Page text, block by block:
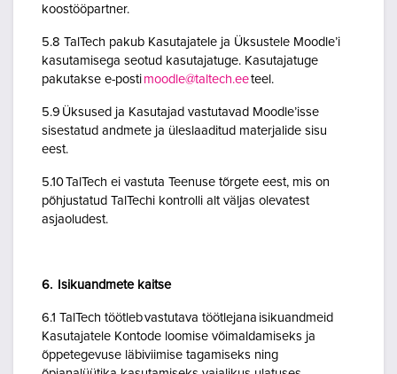
koostööpartner.
5.8 TalTech pakub Kasutajatele ja Üksustele Moodle’i
kasutamisega seotud kasutajatuge. Kasutajatuge
pakutakse e-posti moodle@taltech.eeteel.
5.9 Üksused ja Kasutajad vastutavad Moodle’isse
sisestatud andmete ja üleslaaditud materjalide sisu
eest.
5.10 TalTech ei vastuta Teenuse tõrgete eest, mis on
põhjustatud TalTechi kontrolli alt väljas olevatest
asjaoludest.
6. Isikuandmete kaitse
6.1 TalTech töötleb vastutava töötlejana isikuandmeid
Kasutajatele Kontode loomise võimaldamiseks ja
õppetegevuse läbiviimise tagamiseks ning